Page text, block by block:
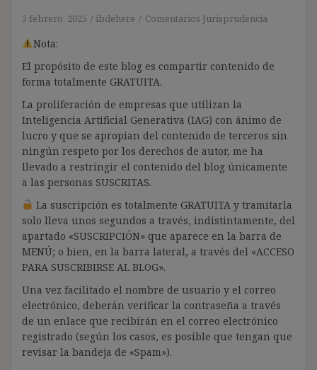
5 febrero, 2025 ibdehere Comentarios Jurisprudencia
Nota:
El propósito de este blog es compartir contenido de
forma totalmente GRATUITA.
La proliferación de empresas que utilizan la
Inteligencia Artificial Generativa (IAG) con ánimo de
lucro y que se apropian del contenido de terceros sin
ningún respeto por los derechos de autor, me ha
llevado a restringir el contenido del blog únicamente
a las personas SUSCRITAS.
La suscripción es totalmente GRATUITA y tramitarla
solo lleva unos segundos a través, indistintamente, del
apartado «SUSCRIPCIÓN» que aparece en la barra de
MENÚ; o bien, en la barra lateral, a través del «ACCESO
PARA SUSCRIBIRSE AL BLOG».
Una vez facilitado el nombre de usuario y el correo
electrónico, deberán verificar la contraseña a través
de un enlace que recibirán en el correo electrónico
registrado (según los casos, es posible que tengan que
revisar la bandeja de «Spam»).